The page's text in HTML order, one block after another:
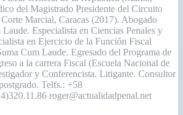
del Magistrado Presidente del Circuito
Marcial, Caracas (2017). Abogado
Especialista en Ciencias Penales y
en Ejercicio de la Función Fiscal
Cum Laude. Egresado del Programa de
a la carrera Fiscal (Escuela Nacional de
y Conferencista. Litigante. Consultor
Telfs.: +58
roger@actualidadpenal.net